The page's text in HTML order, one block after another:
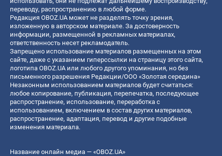
переводу, распространению в любой форме.
Редакция OBOZ.UA может не разделять точку зрения,
изложенную в авторском материале. За достоверность
информации, размещенной в рекламных материалах,
ответственность несет рекламодатель.
Запрещено использование материалов размещенных на этом
сайте, даже с указанием гиперссылки на страницу этого сайта,
логотипа OBOZ.UA или любого другого упоминания, но без
письменного разрешения Редакции/ООО «Золотая середина»
Незаконным использованием материалов будет считаться:
любое копирование, публикация, перепечатка, последующее
распространение, использование, переработка с
использованием, включением в состав других материалов,
распространение, адаптация, перевод и другие подобные
изменения материала.
Название онлайн медиа — «OBOZ.UA»